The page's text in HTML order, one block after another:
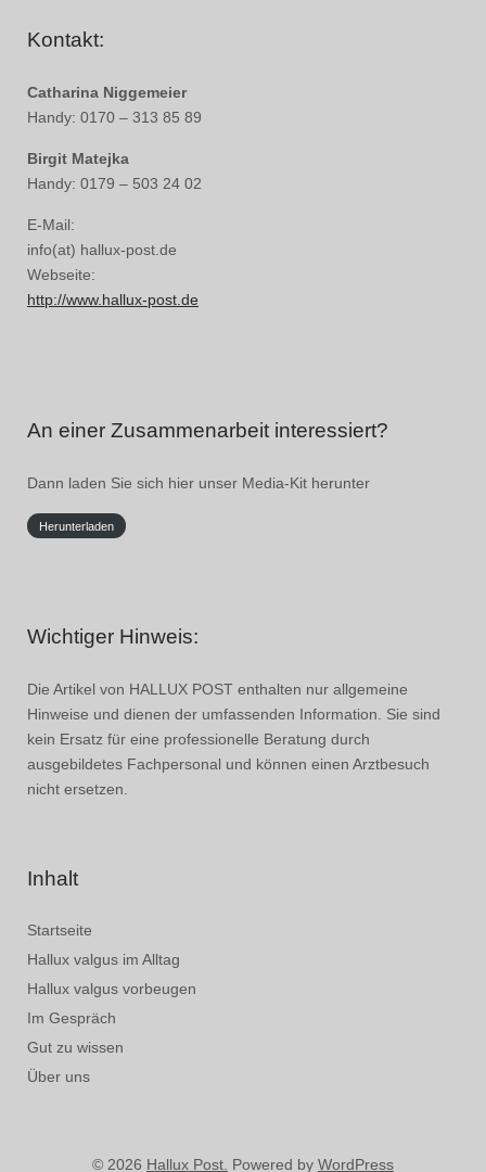
Kontakt:
Catharina Niggemeier
Handy: 0170 – 313 85 89
Birgit Matejka
Handy: 0179 – 503 24 02
E-Mail:
info(at) hallux-post.de
Webseite:
http://www.hallux-post.de
An einer Zusammenarbeit interessiert?
Dann laden Sie sich hier unser Media-Kit herunter
Herunterladen
Wichtiger Hinweis:
Die Artikel von HALLUX POST enthalten nur allgemeine
Hinweise und dienen der umfassenden Information. Sie sind
kein Ersatz für eine professionelle Beratung durch
ausgebildetes Fachpersonal und können einen Arztbesuch
nicht ersetzen.
Inhalt
Startseite
Hallux valgus im Alltag
Hallux valgus vorbeugen
Im Gespräch
Gut zu wissen
Über uns
© 2026 Hallux Post. Powered by WordPress